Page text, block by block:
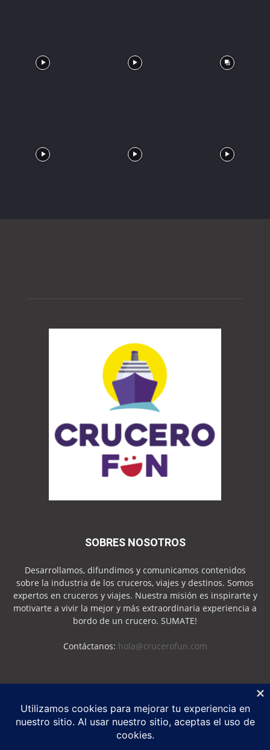
SOBRES NOSOTROS
Desarrollamos, difundimos y comunicamos contenidos
sobre la industria de los cruceros, viajes y destinos. Somos
expertos en cruceros y viajes. Nuestra misión es inspirarte y
motivarte a vivir la mejor y más extraordinaria experiencia a
bordo de un crucero. SUMATE!
Contáctanos: hola@crucerofun.com